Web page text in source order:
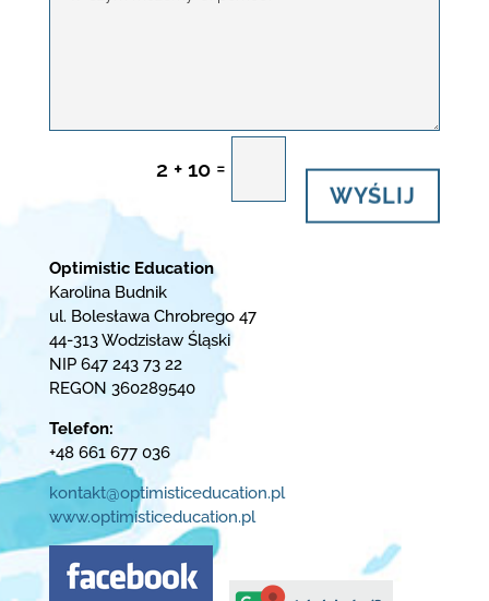
2 + 10 =
WYŚLIJ
Optimistic Education
Karolina Budnik
ul. Bolesława Chrobrego 47
44-313 Wodzisław Śląski
NIP 647 243 73 22
REGON 360289540
Telefon:
+48 661 677 036
kontakt@optimisticeducation.pl
www.optimisticeducation.pl